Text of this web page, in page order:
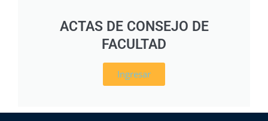
ACTAS DE CONSEJO DE
FACULTAD
Ingresar